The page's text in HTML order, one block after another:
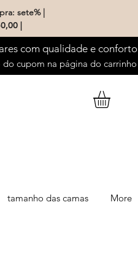
sete% |
|
com qualidade e conforto
cupom na página do carrinho
tamanho das camas More